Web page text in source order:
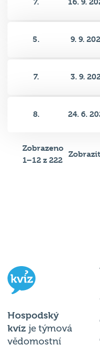
5. 9. 9.
7. 3. 9.
8. 24. 6.
Zobrazeno
1–12 z 222
Zobrazit
Hospodský
kvíz je týmová
vědomostní